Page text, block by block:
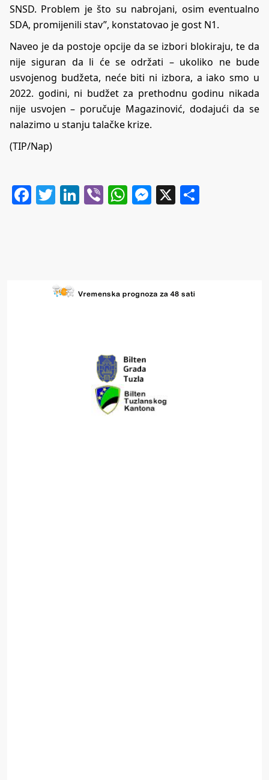
SNSD. Problem je što su nabrojani, osim eventualno
SDA, promijenili stav”, konstatovao je gost N1.
Naveo je da postoje opcije da se izbori blokiraju, te da
nije siguran da li će se održati – ukoliko ne bude
usvojenog budžeta, neće biti ni izbora, a iako smo u
2022. godini, ni budžet za prethodnu godinu nikada
nije usvojen – poručuje Magazinović, dodajući da se
nalazimo u stanju talačke krize.
(TIP/Nap)
Facebook
Twitter
LinkedIn
ViberWhatsApp
Messenger
X